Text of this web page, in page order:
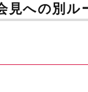
見への別ル